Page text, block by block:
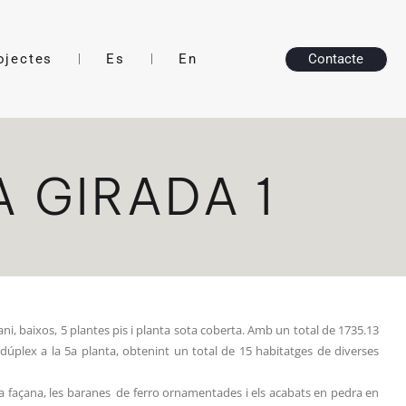
Es En Contacte
GIRADA 1
baixos, 5 plantes pis i planta sota coberta. Amb un total de 1735.13
a la 5a planta, obtenint un total de 15 habitatges de diverses
façana, les baranes de ferro ornamentades i els acabats en pedra en